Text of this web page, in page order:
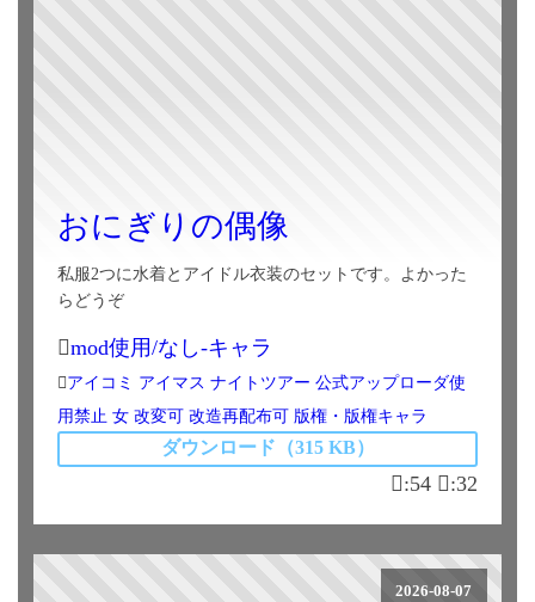
おにぎりの偶像
私服2つに水着とアイドル衣装のセットです。よかった
らどうぞ
mod使用/なし-キャラ
アイコミ アイマス ナイトツアー 公式アップローダ使
用禁止 女 改変可 改造再配布可 版権・版権キャラ
ダウンロード（315 KB）
:54 :32
2026-08-07